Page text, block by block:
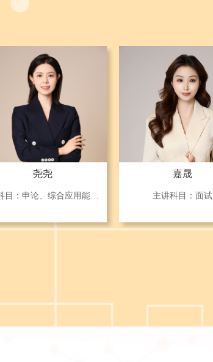
尧尧
主讲科目：申论、综合应用能力、事业单位主观题、面试
嘉晟
主讲科目：面试